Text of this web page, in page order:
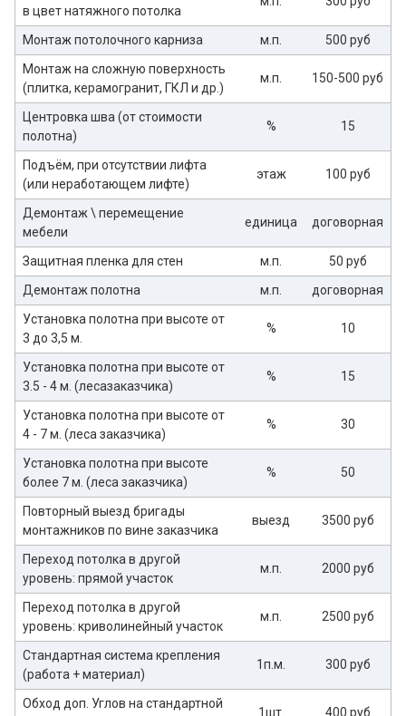
в цвет натяжного потолка
Монтаж потолочного карниза м.п.
500 руб
Монтаж на сложную поверхность
(плитка, керамогранит, ГКЛ и др.)
м.п. 150-500 руб
Центровка шва (от стоимости
полотна)
% 15
Подъём, при отсутствии лифта
(или неработающем лифте)
этаж 100 руб
Демонтаж \ перемещение
мебели
единица договорная
Защитная пленка для стен м.п.
50 руб
Демонтаж полотна
м.п.
договорная
Установка полотна при высоте от
3 до 3,5 м.
% 10
Установка полотна при высоте от
3.5 - 4 м. (лесазаказчика)
% 15
Установка полотна при высоте от
4 - 7 м. (леса заказчика)
% 30
Установка полотна при высоте
более 7 м. (леса заказчика)
% 50
Повторный выезд бригады
монтажников по вине заказчика
выезд 3500 руб
Переход потолка в другой
уровень: прямой участок
м.п. 2000 руб
Переход потолка в другой
уровень: криволинейный участок
м.п. 2500 руб
Стандартная система крепления
(работа + материал)
1п.м. 300 руб
Обход доп. Углов на стандартной
1шт. 400 руб